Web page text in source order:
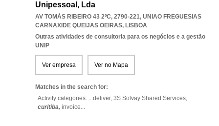
Unipessoal, Lda
AV TOMÁS RIBEIRO 43 2ºC, 2790-221, UNIAO FREGUESIAS
CARNAXIDE QUEIJAS OEIRAS, LISBOA
Outras atividades de consultoria para os negócios e a gestão
UNIP
Ver empresa Ver no Mapa
Matches in the search for:
Activity categories: ...deliver, 3S Solvay Shared Services,
curitiba, invoice...